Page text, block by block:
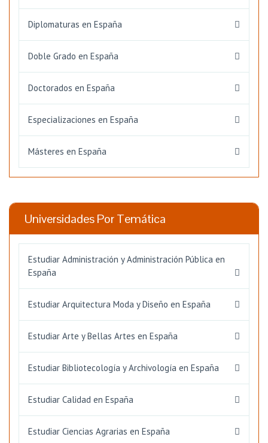
Diplomaturas en España
Doble Grado en España
Doctorados en España
Especializaciones en España
Másteres en España
Universidades Por Temática
Estudiar Administración y Administración Pública en
España
Estudiar Arquitectura Moda y Diseño en España
Estudiar Arte y Bellas Artes en España
Estudiar Bibliotecología y Archivología en España
Estudiar Calidad en España
Estudiar Ciencias Agrarias en España